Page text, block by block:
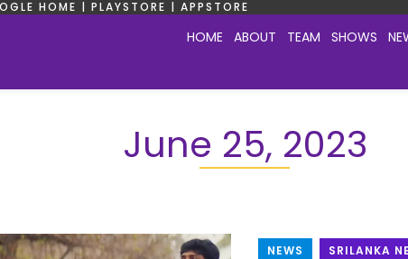
HOME | PLAYSTORE | APPSTORE
HOME ABOUT TEAM SHOWS
June 25, 2023
NEWS SRILANKA